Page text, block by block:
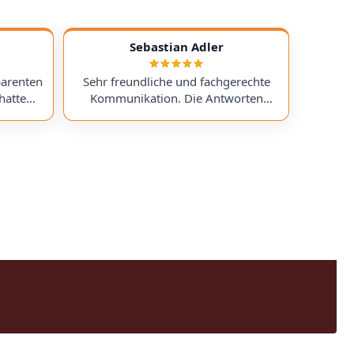
ein
I
Sebastian Adler
Sehr freundliche und fachgerechte
Kommunikation. Die Antworten